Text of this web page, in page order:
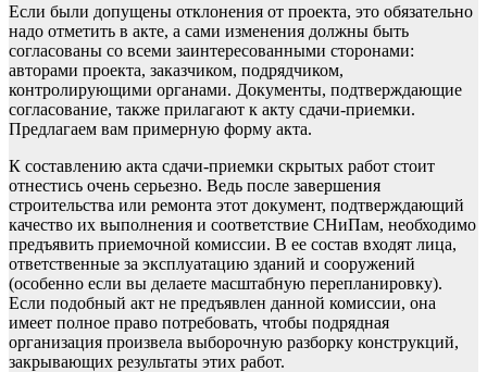
Если были допущены отклонения от проекта, это обязательно
надо отметить в акте, а сами изменения должны быть
согласованы со всеми заинтересованными сторонами:
авторами проекта, заказчиком, подрядчиком,
контролирующими органами. Документы, подтверждающие
согласование, также прилагают к акту сдачи-приемки.
Предлагаем вам примерную форму акта.
К составлению акта сдачи-приемки скрытых работ стоит
отнестись очень серьезно. Ведь после завершения
строительства или ремонта этот документ, подтверждающий
качество их выполнения и соответствие СНиПам, необходимо
предъявить приемочной комиссии. В ее состав входят лица,
ответственные за эксплуатацию зданий и сооружений
(особенно если вы делаете масштабную перепланировку).
Если подобный акт не предъявлен данной комиссии, она
имеет полное право потребовать, чтобы подрядная
организация произвела выборочную разборку конструкций,
закрывающих результаты этих работ.